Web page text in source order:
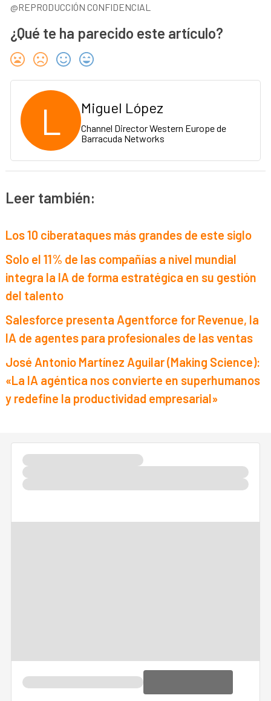
@REPRODUCCIÓN CONFIDENCIAL
¿Qué te ha parecido este artículo?
L Miguel López
Channel Director Western Europe de
Barracuda Networks
Leer también:
Los 10 ciberataques más grandes de este siglo
Solo el 11% de las compañías a nivel mundial
integra la IA de forma estratégica en su gestión
del talento
Salesforce presenta Agentforce for Revenue, la
IA de agentes para profesionales de las ventas
José Antonio Martínez Aguilar (Making Science):
«La IA agéntica nos convierte en superhumanos
y redefine la productividad empresarial»